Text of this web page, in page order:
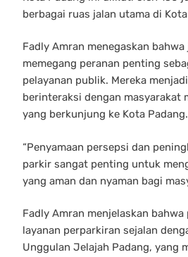
berbagai ruas jalan utama di
Fadly Amran menegaskan
memegang peranan penting
pelayanan publik. Mereka
berinteraksi dengan masyarakat
yang berkunjung ke Kota Padang.
“Penyamaan persepsi dan
parkir sangat penting untuk
yang aman dan nyaman bagi
Fadly Amran menjelaskan
layanan perparkiran sejalan
Unggulan Jelajah Padang, yang